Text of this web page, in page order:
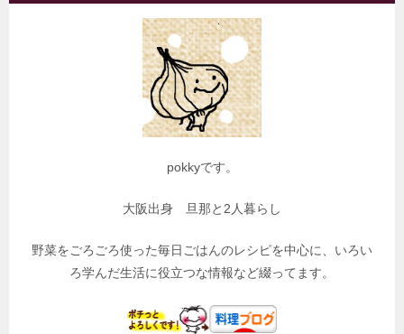
pokkyです。
大阪出身 旦那と2人暮らし
野菜をごろごろ使った毎日ごはんのレシピを中心に、いろい
ろ学んだ生活に役立つな情報など綴ってます。